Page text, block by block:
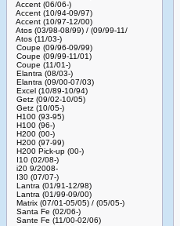
Accent (06/06-)
Accent (10/94-09/97)
Accent (10/97-12/00)
Atos (03/98-08/99) / (09/99-11/
Atos (11/03-)
Coupe (09/96-09/99)
Coupe (09/99-11/01)
Coupe (11/01-)
Elantra (08/03-)
Elantra (09/00-07/03)
Excel (10/89-10/94)
Getz (09/02-10/05)
Getz (10/05-)
H100 (93-95)
H100 (96-)
H200 (00-)
H200 (97-99)
H200 Pick-up (00-)
I10 (02/08-)
i20 9/2008-
I30 (07/07-)
Lantra (01/91-12/98)
Lantra (01/99-09/00)
Matrix (07/01-05/05) / (05/05-)
Santa Fe (02/06-)
Sante Fe (11/00-02/06)